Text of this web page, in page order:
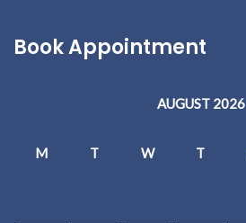
Book Appointment
AUGUST 2026
M T W T